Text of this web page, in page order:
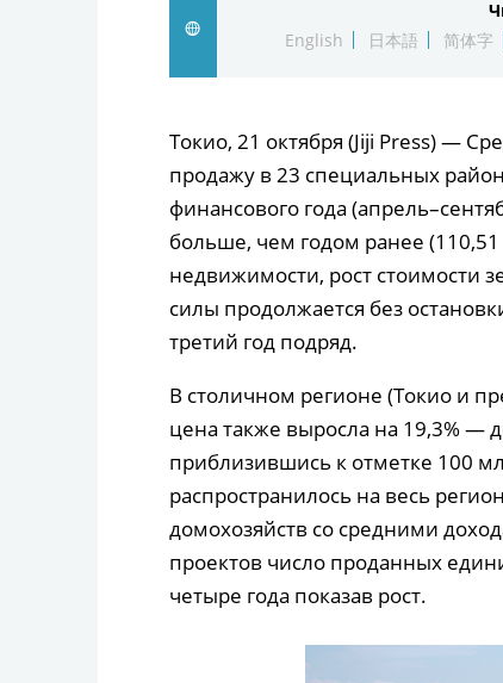
English
日本語 简体字
Токио, 21 октября (Jiji Press) —
продажу в 23 специальных
финансового года
больше, чем годом ранее
недвижимости, рост стоимости
силы продолжается без
третий год подряд.
В столичном регионе (Токио и
цена также выросла на 19,3% —
приблизившись к отметке 100
распространилось на весь
домохозяйств со средними
проектов число проданных
четыре года показав рост.